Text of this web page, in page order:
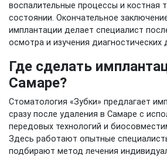
воспалительные процессы и костная
состоянии. Окончательное
имплантации делает специалист
осмотра и изучения диагностических
Где сделать
Самаре?
Стоматология «Зубки» предлагает
сразу после удаления в Самаре с
передовых технологий и
Здесь работают опытные
подбирают метод лечения